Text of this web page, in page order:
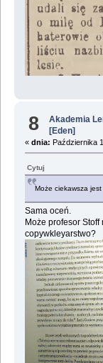
8 Akademia
[Eden]
« dnia: Października
Cytuj
Może ciekawsza
Sama oceń.
Może profesor
copywkleyarstwo?